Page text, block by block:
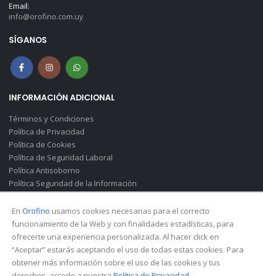
Email:
info@orofino.com.uy
SÍGANOS
INFORMACIÓN ADICIONAL
Términos y Condiciones
Política de Privacidad
Política de Cookies
Política de Seguridad Laboral
Política Antisoborno
Política Seguridad de la Información
Canal de Denuncias(Soborno)
En Orofino usamos cookies necesarias para el correcto
funcionamiento de la Web y con finalidades estadísticas, para
ofrecerte una experiencia personalizada. Al hacer click en
“Aceptar” estarás aceptando el uso de todas estas cookies. Para
obtener más información sobre el uso de las cookies y tus